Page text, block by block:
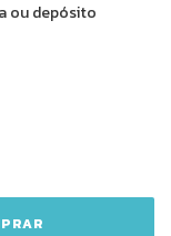
ou depósito